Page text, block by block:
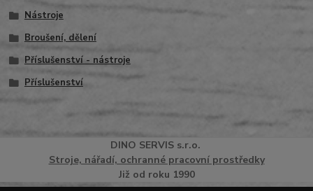
Nástroje
Broušení, dělení
Příslušenství - nástroje
Příslušenství
DINO SERVISs.r.o.
Stroje, nářadí, ochranné pracovní prostředky
Již od roku 1990